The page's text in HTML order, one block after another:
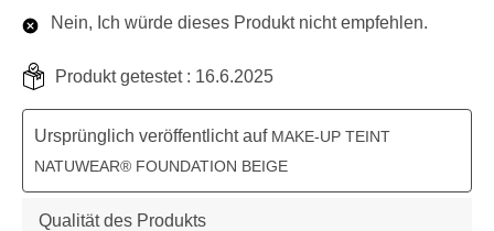
Nein, Ich würde dieses Produkt nicht empfehlen.
Produkt getestet : 16.6.2025
Ursprünglich veröffentlicht auf MAKE-UP TEINT
NATUWEAR® FOUNDATION BEIGE
Qualität des Produkts